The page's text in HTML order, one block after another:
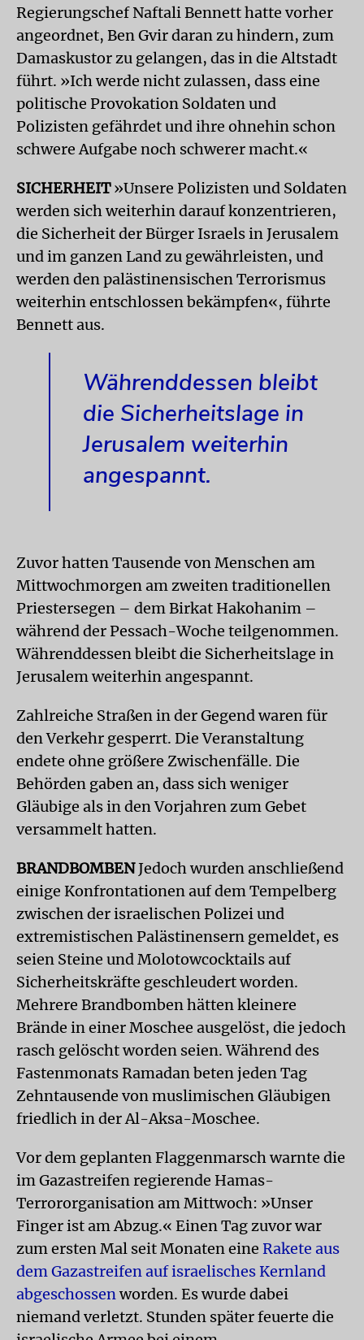
Regierungschef Naftali Bennett hatte vorher
angeordnet, Ben Gvir daran zu hindern, zum
Damaskustor zu gelangen, das in die Altstadt
führt. »Ich werde nicht zulassen, dass eine
politische Provokation Soldaten und
Polizisten gefährdet und ihre ohnehin schon
schwere Aufgabe noch schwerer macht.«
SICHERHEIT»Unsere Polizisten und Soldaten
werden sich weiterhin darauf konzentrieren,
die Sicherheit der Bürger Israels in Jerusalem
und im ganzen Land zu gewährleisten, und
werden den palästinensischen Terrorismus
weiterhin entschlossen bekämpfen«, führte
Bennett aus.
Währenddessen bleibt
die Sicherheitslage in
Jerusalem weiterhin
angespannt.
Zuvor hatten Tausende von Menschen am
Mittwochmorgen am zweiten traditionellen
Priestersegen – dem Birkat Hakohanim –
während der Pessach-Woche teilgenommen.
Währenddessen bleibt die Sicherheitslage in
Jerusalem weiterhin angespannt.
Zahlreiche Straßen in der Gegend waren für
den Verkehr gesperrt. Die Veranstaltung
endete ohne größere Zwischenfälle. Die
Behörden gaben an, dass sich weniger
Gläubige als in den Vorjahren zum Gebet
versammelt hatten.
BRANDBOMBENJedoch wurden anschließend
einige Konfrontationen auf dem Tempelberg
zwischen der israelischen Polizei und
extremistischen Palästinensern gemeldet, es
seien Steine und Molotowcocktails auf
Sicherheitskräfte geschleudert worden.
Mehrere Brandbomben hätten kleinere
Brände in einer Moschee ausgelöst, die jedoch
rasch gelöscht worden seien. Während des
Fastenmonats Ramadan beten jeden Tag
Zehntausende von muslimischen Gläubigen
friedlich in der Al-Aksa-Moschee.
Vor dem geplanten Flaggenmarsch warnte die
im Gazastreifen regierende Hamas-
Terrororganisation am Mittwoch: »Unser
Finger ist am Abzug.« Einen Tag zuvor war
zum ersten Mal seit Monaten eine Rakete aus
dem Gazastreifen auf israelisches Kernland
abgeschossenworden. Es wurde dabei
niemand verletzt. Stunden später feuerte die